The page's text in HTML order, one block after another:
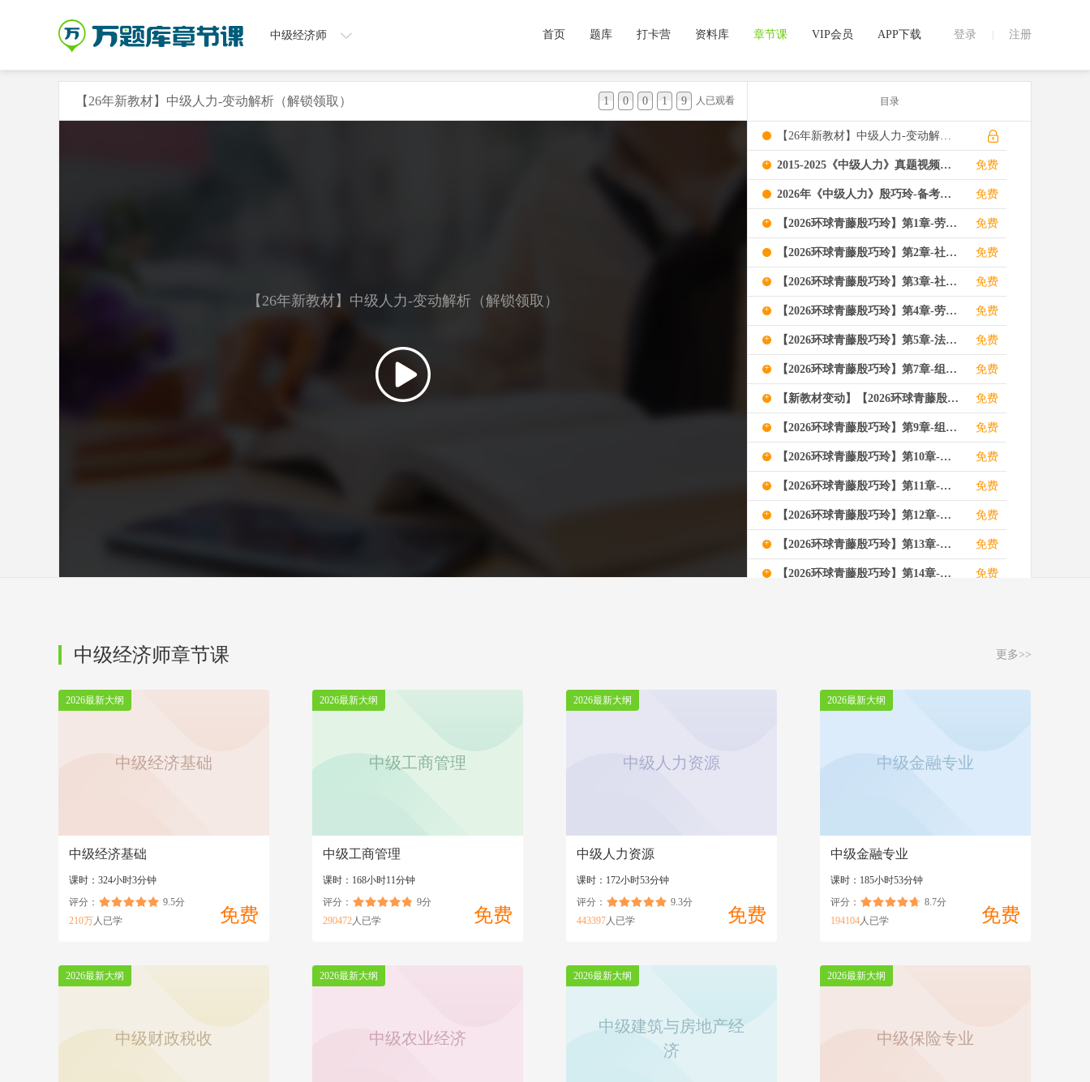
中级经济师 登录 注册
首页 题库 打卡营 资料库 章节课 VIP会员 APP下载
【26年新教材】中级人力-变动解析（解锁领取） 1 0 0 1 9 人已观看
【26年新教材】中级人力-变动解析（解锁领取）
目录
【26年新教材】中级人力-变动解析（解锁领取）
+ 2015-2025《中级人力》真题视频解析 免费
2026年《中级人力》殷巧玲-备考指导 免费
+ 【2026环球青藤殷巧玲】第1章-劳动合同管理与特殊用工 免费
【2026环球青藤殷巧玲】第2章-社会保险法律 免费
+ 【2026环球青藤殷巧玲】第3章-社会保险体系 免费
+ 【2026环球青藤殷巧玲】第4章-劳动争议调解仲裁 免费
+ 【2026环球青藤殷巧玲】第5章-法律责任与行政执法 免费
+ 【2026环球青藤殷巧玲】第7章-组织激励 免费
+ 【新教材变动】【2026环球青藤殷巧玲】第8章-领导行为理论及其应用 免费
+ 【2026环球青藤殷巧玲】第9章-组织设计与组织文化 免费
+ 【2026环球青藤殷巧玲】第10章-劳动力市场理论 免费
+ 【2026环球青藤殷巧玲】第11章-工资与就业理论 免费
+ 【2026环球青藤殷巧玲】第12章-人力资本投资理论 免费
+ 【2026环球青藤殷巧玲】第13章-战略性人力资源管理 免费
+ 【2026环球青藤殷巧玲】第14章-人力资源规划 免费
免费
【2026环球青藤殷巧玲】第18章-培训与开发 免费
+ 【2025】第四部分 人力资源与社会保险政策 免费
中级经济师章节课 更多>>
2026最新大纲
中级经济基础
中级经济基础
课时：324小时3分钟
免费
评分：
9.5分
210万人已学
2026最新大纲
中级工商管理
中级工商管理
课时：168小时11分钟
免费
评分：
9分
290472人已学
2026最新大纲
中级人力资源
中级人力资源
课时：172小时53分钟
免费
评分：
9.3分
443397人已学
2026最新大纲
中级金融专业
中级金融专业
课时：185小时53分钟
免费
评分：
8.7分
194104人已学
2026最新大纲
中级财政税收
2026最新大纲
中级农业经济
2026最新大纲
中级建筑与房地产经
济
2026最新大纲
中级保险专业